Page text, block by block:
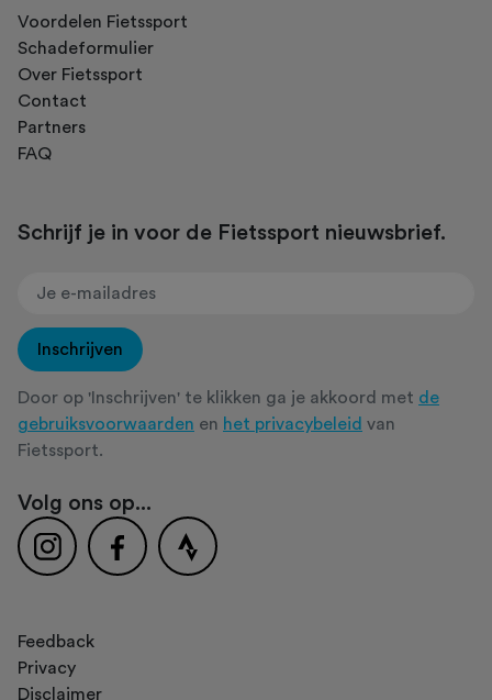
Voordelen Fietssport
Schadeformulier
Over Fietssport
Contact
Partners
FAQ
Schrijf je in voor de Fietssport nieuwsbrief.
Inschrijven
Door op 'Inschrijven' te klikken ga je akkoord met de
gebruiksvoorwaarden en het privacybeleid van
Fietssport.
Volg ons op...
Feedback
Privacy
Disclaimer